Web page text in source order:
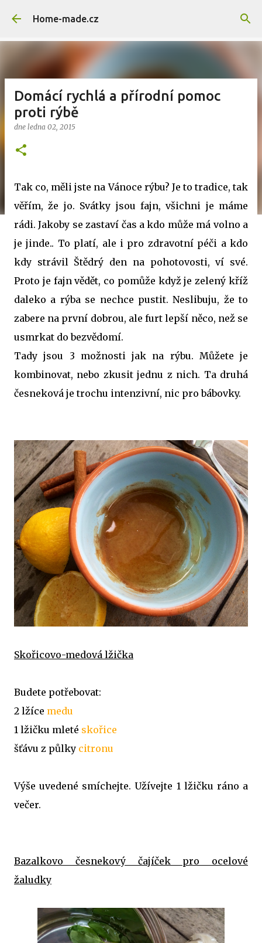
Přeskočit na hlavní obsah
Home-made.cz
Domácí rychlá a přírodní pomoc
proti rýbě
dne ledna 02, 2015
Tak co, měli jste na Vánoce rýbu? Je to tradice, tak
věřím, že jo. Svátky jsou fajn, všichni je máme
rádi. Jakoby se zastaví čas a kdo může má volno a
je jinde.. To platí, ale i pro zdravotní péči a kdo
kdy strávil Štědrý den na pohotovosti, ví své.
Proto je fajn vědět, co pomůže když je zelený kříž
daleko a rýba se nechce pustit. Neslibuju, že to
zabere na první dobrou, ale furt lepší něco, než se
usmrkat do bezvědomí.
Tady jsou 3 možnosti jak na rýbu. Můžete je
kombinovat, nebo zkusit jednu z nich. Ta druhá
česneková je trochu intenzivní, nic pro bábovky.
Skořicovo-medová lžička
Budete potřebovat:
2 lžíce medu
1 lžičku mleté skořice
šťávu z půlky citronu
Výše uvedené smíchejte. Užívejte 1 lžičku ráno a
večer.
Bazalkovo česnekový čajíček pro ocelové
žaludky